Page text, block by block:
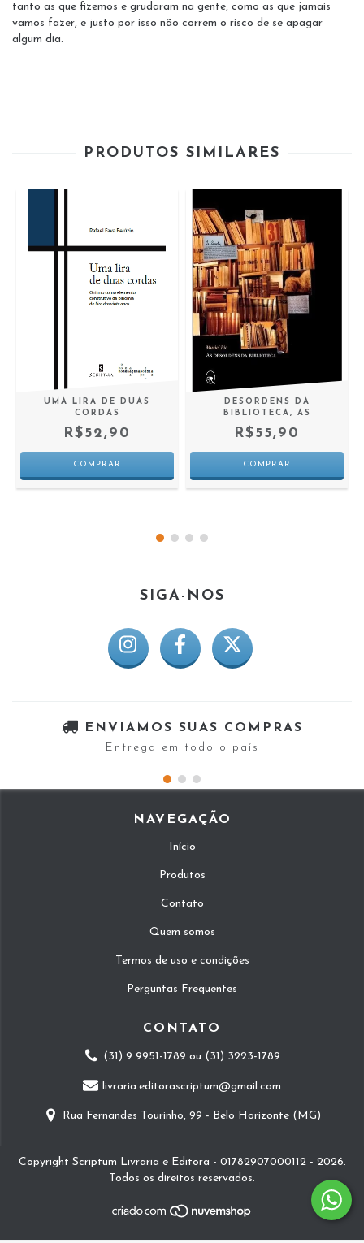
tanto as que fizemos e grudaram na gente, como as que jamais
vamos fazer, e justo por isso não correm o risco de se apagar
algum dia.
PRODUTOS SIMILARES
UMA LIRA DE DUAS
CORDAS
R$52,90
DESORDENS DA
BIBLIOTECA, AS
R$55,90
SIGA-NOS
ENVIAMOS SUAS COMPRAS
Entrega em todo o país
NAVEGAÇÃO
Início
Produtos
Contato
Quem somos
Termos de uso e condições
Perguntas Frequentes
CONTATO
(31) 9 9951-1789 ou (31) 3223-1789
livraria.editorascriptum@gmail.com
Rua Fernandes Tourinho, 99 - Belo Horizonte (MG)
Copyright Scriptum Livraria e Editora - 01782907000112 - 2026.
Todos os direitos reservados.